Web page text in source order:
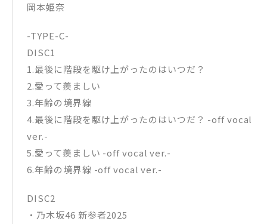
岡本姫奈
-TYPE-C-
DISC1
1.最後に階段を駆け上がったのはいつだ？
2.愛って羨ましい
3.年齢の境界線
4.最後に階段を駆け上がったのはいつだ？ -off vocal
ver.-
5.愛って羨ましい -off vocal ver.-
6.年齢の境界線 -off vocal ver.-
DISC2
・乃木坂46 新参者2025